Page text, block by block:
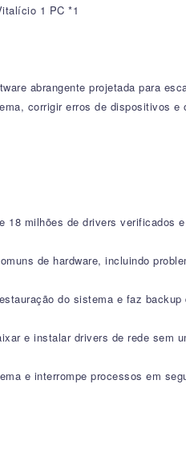
1 PC *1
abrangente projetada para
corrigir erros de dispositivos
milhões de drivers verificados
de hardware, incluindo
do sistema e faz
e instalar drivers de rede sem
e interrompe processos em